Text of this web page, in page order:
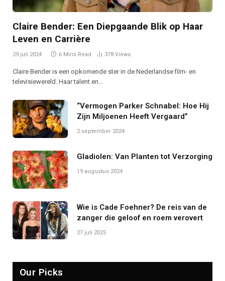
Claire Bender: Een Diepgaande Blik op Haar
Leven en Carrière
29 juli 2024 6 Mins Read 378 Views
Claire Bender is een opkomende ster in de Nederlandse film- en
televisiewereld. Haar talent en…
“Vermogen Parker Schnabel: Hoe Hij
Zijn Miljoenen Heeft Vergaard”
2 september 2024
Gladiolen: Van Planten tot Verzorging
19 augustus 2024
Wie is Cade Foehner? De reis van de
zanger die geloof en roem verovert
27 juli 2025
Our Picks